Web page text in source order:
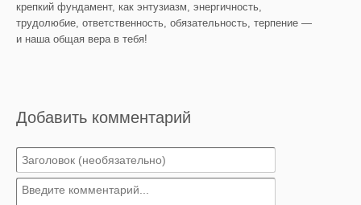
крепкий фундамент, как энтузиазм, энергичность,
трудолюбие, ответственность, обязательность, терпение —
и наша общая вера в тебя!
Добавить комментарий